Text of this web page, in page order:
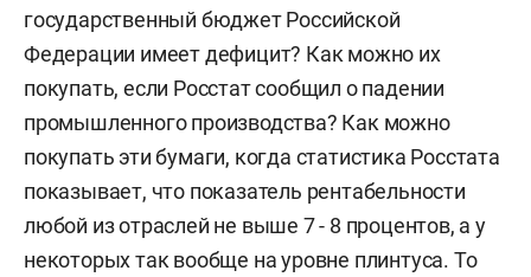
государственный бюджет Российской
Федерации имеет дефицит? Как можно их
покупать, если Росстат сообщил о падении
промышленного производства? Как можно
покупать эти бумаги, когда статистика Росстата
показывает, что показатель рентабельности
любой из отраслей не выше 7 - 8 процентов, а у
некоторых так вообще на уровне плинтуса. То